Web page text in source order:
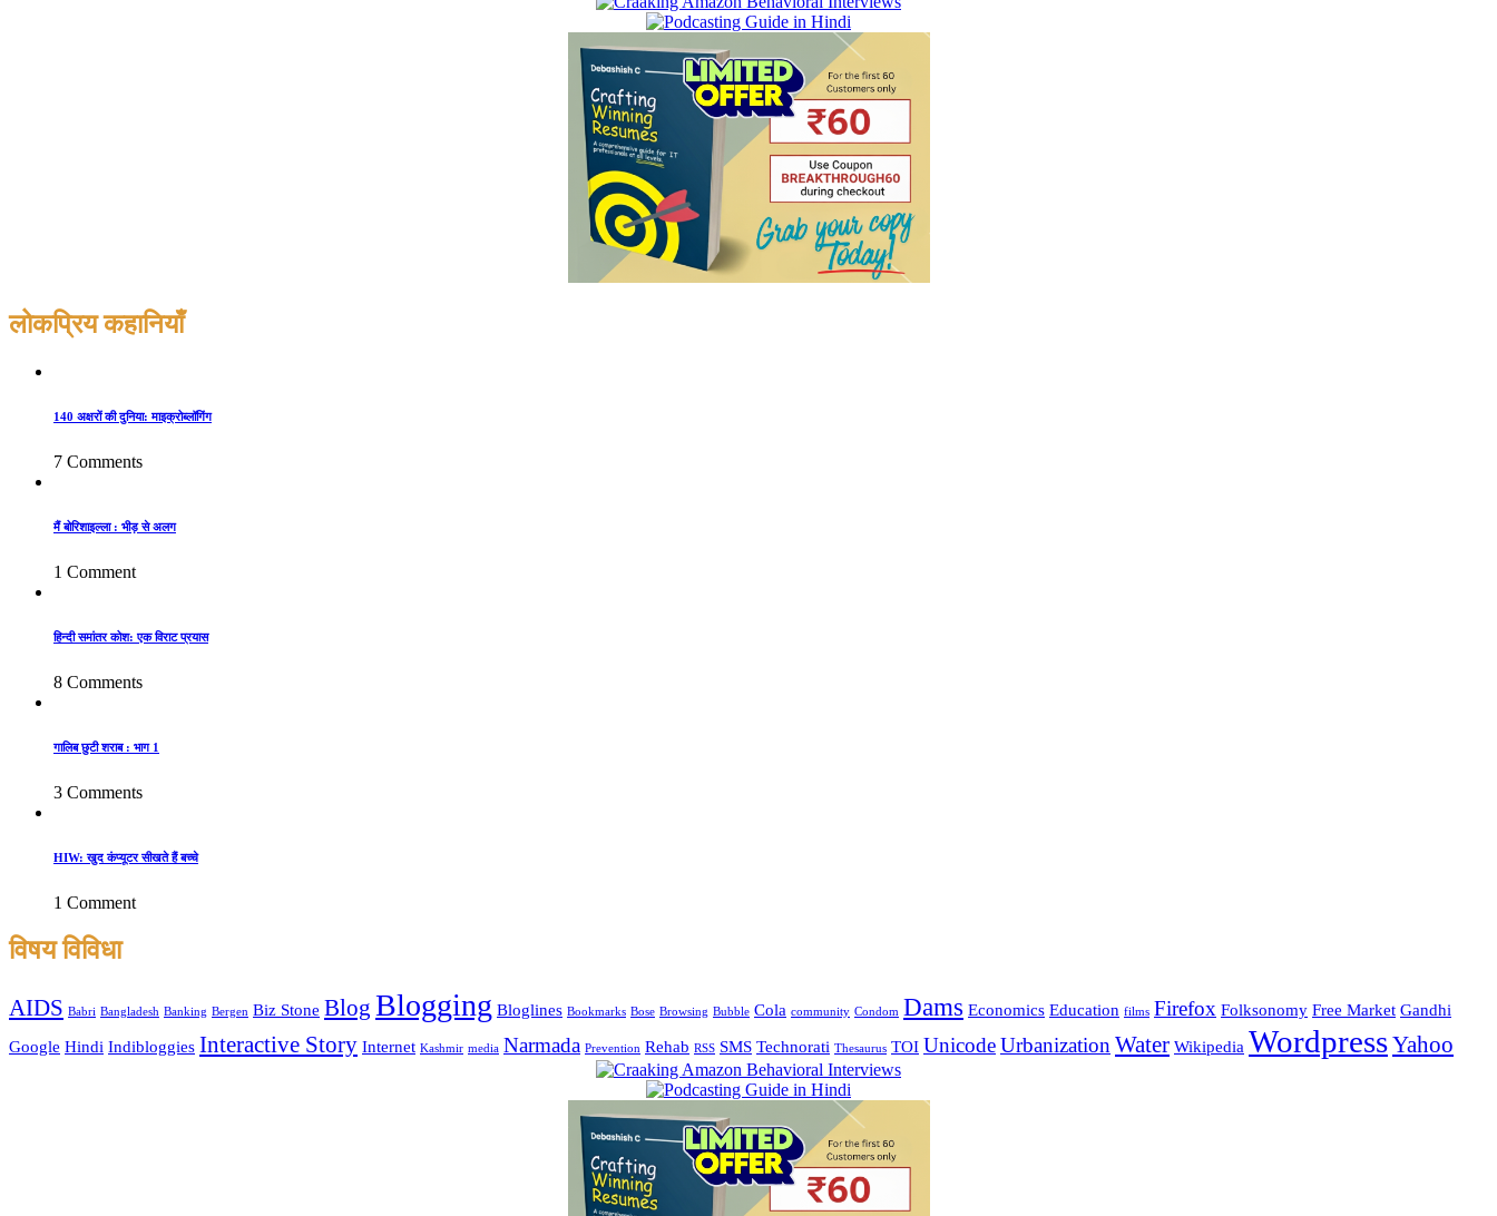
लोकप्रिय कहानियाँ
140 अक्षरों की दुनिया: माइक्रोब्लॉगिंग
7 Comments
मैं बोरिशाइल्ला : भीड़ से अलग
1 Comment
हिन्दी समांतर कोश: एक विराट प्रयास
8 Comments
गालिब छुटी शराब : भाग 1
3 Comments
HIW: खुद कंप्यूटर सीखते हैं बच्चे
1 Comment
विषय विविधा
AIDS Babri Bangladesh Banking Bergen Biz Stone Blog Blogging Bloglines Bookmarks Bose Browsing Bubble Cola community Condom Dams Economics Education films Firefox Folksonomy Free Market Gandhi
Google Hindi Indibloggies Interactive Story Internet Kashmir media Narmada Prevention Rehab RSS SMS Technorati Thesaurus TOI UnicodeUrbanization Water Wikipedia WordpressYahoo